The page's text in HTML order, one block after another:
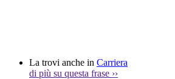
La trovi anche in Carriera
di più su questa frase ››